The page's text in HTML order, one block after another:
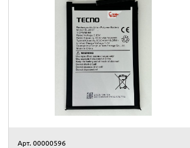
Арт. 00000596